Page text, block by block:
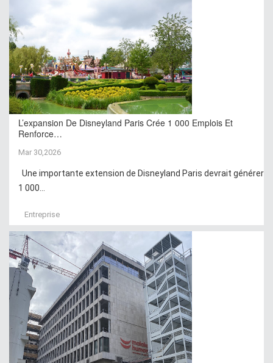
L’expansion De Disneyland Paris Crée 1 000 Emplois Et
Renforce…
Mar 30,2026
Une importante extension de Disneyland Paris devrait générer
1 000...
Entreprise